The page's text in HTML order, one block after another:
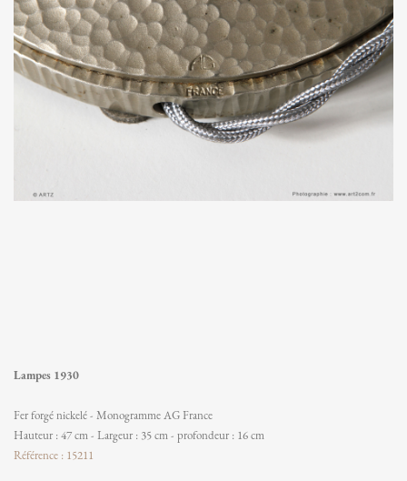
Lampes 1930
Fer forgé nickelé - Monogramme AG France
Hauteur : 47 cm - Largeur : 35 cm - profondeur : 16 cm
Référence : 15211